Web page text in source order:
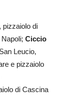
, pizzaiolo di
Ciccio
Leucio,
e pizzaiolo
di Cascina